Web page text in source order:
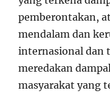
pemberontakan,
mendalam dan
internasional dan
meredakan
masyarakat yang